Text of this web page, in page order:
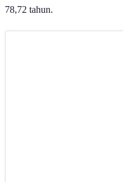
78,72 tahun.